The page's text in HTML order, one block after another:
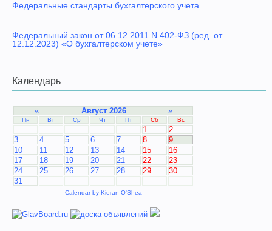
Федеральные стандарты бухгалтерского учета
Федеральный закон от 06.12.2011 N 402-ФЗ (ред. от
12.12.2023) «О бухгалтерском учете»
Календарь
« Август 2026 »
Пн Вт Ср Чт Пт Сб Вс
1
2
3
4 5 6 7 8
9
10
11 12 13 14 15
16
17
18 19 20 21 22
23
24
25 26 27 28 29
30
31
Calendar by Kieran O'Shea